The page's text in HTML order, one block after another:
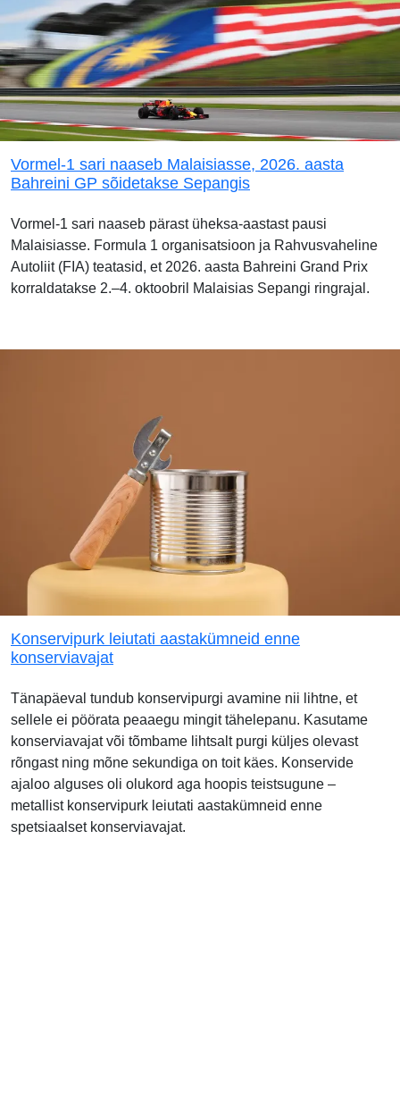
Vormel-1 sari naaseb Malaisiasse, 2026. aasta
Bahreini GP sõidetakse Sepangis
Vormel-1 sari naaseb pärast üheksa-aastast pausi
Malaisiasse. Formula 1 organisatsioon ja Rahvusvaheline
Autoliit (FIA) teatasid, et 2026. aasta Bahreini Grand Prix
korraldatakse 2.–4. oktoobril Malaisias Sepangi ringrajal.
Konservipurk leiutati aastakümneid enne
konserviavajat
Tänapäeval tundub konservipurgi avamine nii lihtne, et
sellele ei pöörata peaaegu mingit tähelepanu. Kasutame
konserviavajat või tõmbame lihtsalt purgi küljes olevast
rõngast ning mõne sekundiga on toit käes. Konservide
ajaloo alguses oli olukord aga hoopis teistsugune –
metallist konservipurk leiutati aastakümneid enne
spetsiaalset konserviavajat.